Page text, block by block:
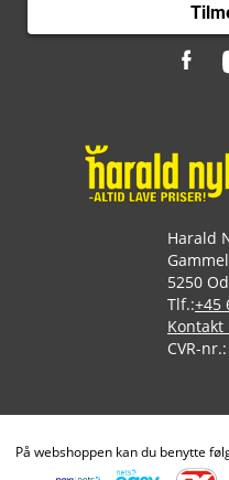
Harald
5250
Tlf.:+45
Kontakt
CVR-
På webshoppen kan du benytte